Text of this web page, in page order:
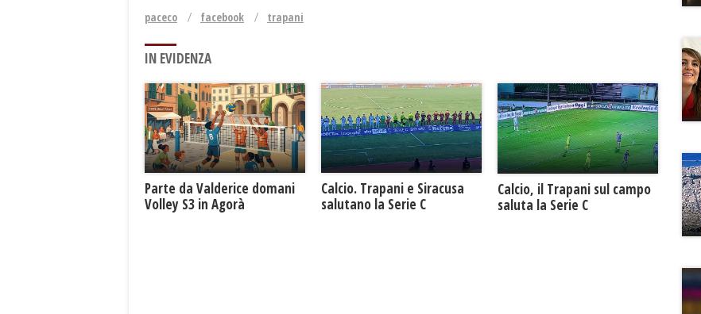
paceco facebook trapani
IN EVIDENZA
Parte da Valderice domani
Volley S3 in Agorà
Calcio. Trapani e Siracusa
salutano la Serie C
Calcio, il Trapani sul campo
saluta la Serie C